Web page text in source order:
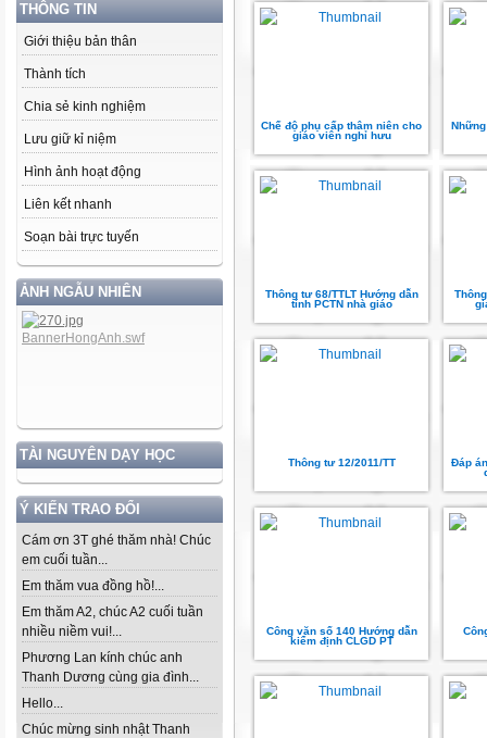
THÔNG TIN
Giới thiệu bản thân
Thành tích
Chia sẻ kinh nghiệm
Lưu giữ kỉ niệm
Hình ảnh hoạt động
Liên kết nhanh
Soạn bài trực tuyến
ẢNH NGẪU NHIÊN
TÀI NGUYÊN DẠY HỌC
Ý KIẾN TRAO ĐỔI
Cám ơn 3T ghé thăm nhà! Chúc
em cuối tuần...
Em thăm vua đồng hồ!...
Em thăm A2, chúc A2 cuối tuần
nhiều niềm vui!...
Phương Lan kính chúc anh
Thanh Dương cùng gia đình...
Hello...
Chúc mừng sinh nhật Thanh
Chế độ phụ cấp thâm niên cho
giáo viên nghỉ hưu
Thông tư 68/TTLT Hướng dẫn
tính PCTN nhà giáo
Thông tư 12/2011/TT
Đáp
Công văn số 140 Hướng dẫn
kiểm định CLGD PT